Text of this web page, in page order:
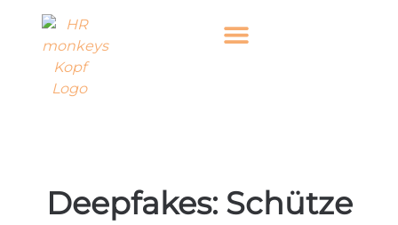
Deepfakes: Schütze